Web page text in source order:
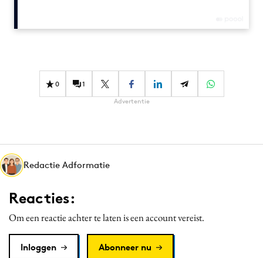
Influencer marketing
Interne communicatie
Media
Merkstrategie
PR
Programmatic
0 1
Advertentie
Redactie Adformatie
Reacties:
Om een reactie achter te laten is een account vereist.
Inloggen
Abonneer nu